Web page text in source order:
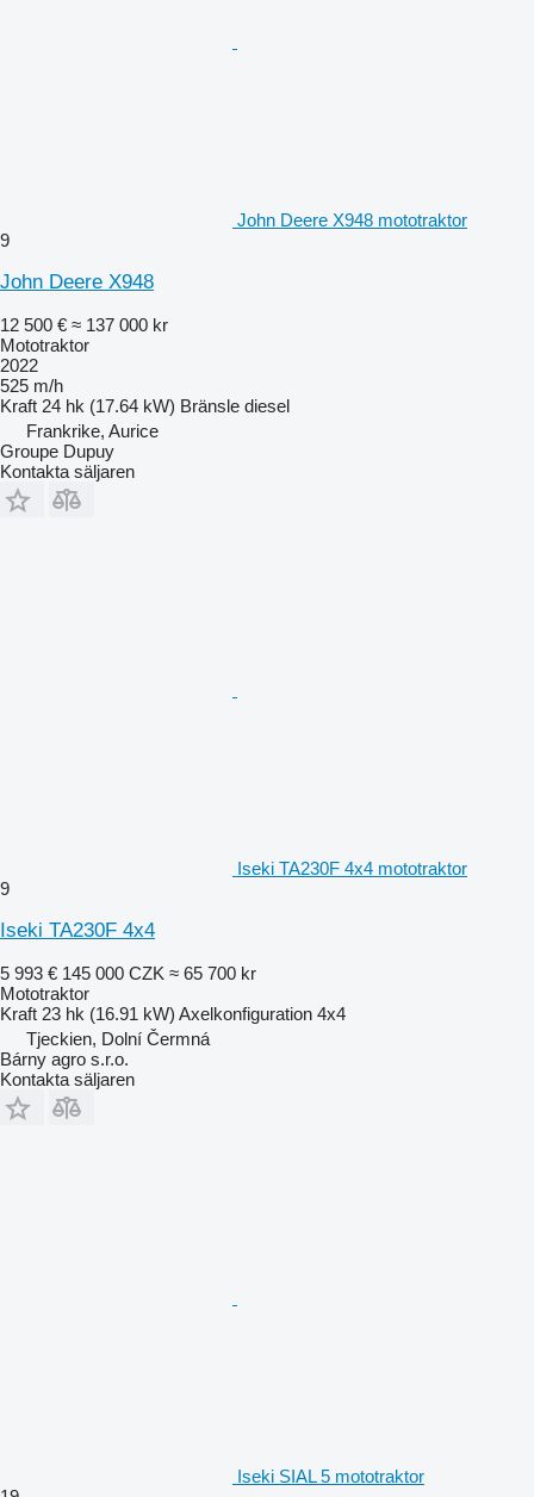
John Deere X948 mototraktor
9
John Deere X948
12 500 € ≈ 137 000 kr
Mototraktor
2022
525 m/h
Kraft 24 hk (17.64 kW) Bränsle diesel
Frankrike, Aurice
Groupe Dupuy
Kontakta säljaren
Iseki TA230F 4x4 mototraktor
9
Iseki TA230F 4x4
5 993 € 145 000 CZK ≈ 65 700 kr
Mototraktor
Kraft 23 hk (16.91 kW) Axelkonfiguration 4x4
Tjeckien, Dolní Čermná
Bárny agro s.r.o.
Kontakta säljaren
Iseki SIAL 5 mototraktor